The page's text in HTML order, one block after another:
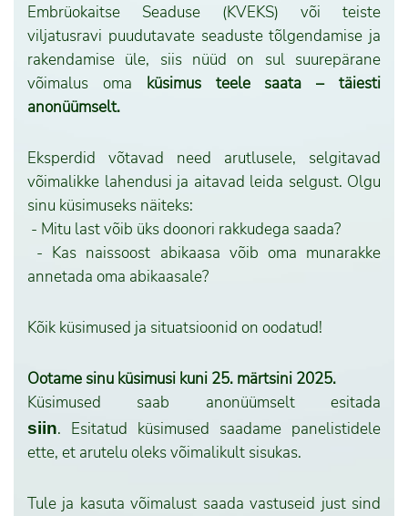
Embrüokaitse Seaduse (KVEKS) või teiste
viljatusravi puudutavate seaduste tõlgendamise ja
rakendamise üle, siis nüüd on sul suurepärane
võimalus oma küsimus teele saata – täiesti
anonüümselt.
Eksperdid võtavad need arutlusele, selgitavad
võimalikke lahendusi ja aitavad leida selgust. Olgu
sinu küsimuseks näiteks:
- Mitu last võib üks doonori rakkudega saada?
- Kas naissoost abikaasa võib oma munarakke
annetada oma abikaasale?
Kõik küsimused ja situatsioonid on oodatud!
Ootame sinu küsimusi kuni 25. märtsini 2025.
Küsimused saab anonüümselt esitada
siin. Esitatud küsimused saadame panelistidele
ette, et arutelu oleks võimalikult sisukas.
Tule ja kasuta võimalust saada vastuseid just sind